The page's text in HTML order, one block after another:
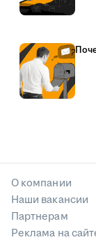
О компании
Наши вакансии
Партнерам
Реклама на